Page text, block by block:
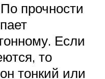
прочности
Если
то
тонкий или